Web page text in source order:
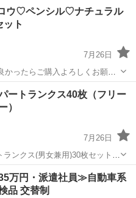
ウ♡ペンシル♡ナチュラル
ト
7月26日
ったらご購入よろしくお願い
ートランクス40枚（フリー
）
7月26日
ンクス(男女兼用)30枚セットで
⚫︎カラー ネイビー ⚫︎枚数 40
開封ですが自宅保管品である
ランクス
万円・派遣社員≫自動車系
品 交替制